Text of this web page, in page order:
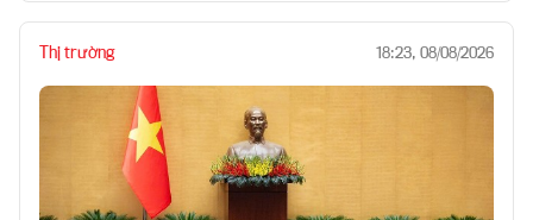
Thị trường 18:23, 08/08/2026